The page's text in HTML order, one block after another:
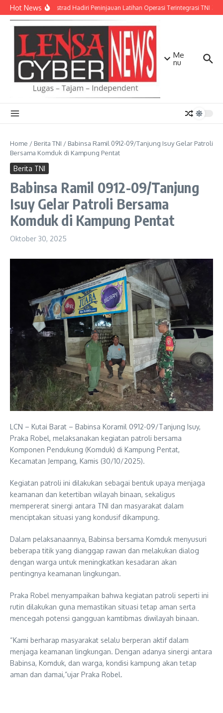
Lewati ke konten
Hot NewsPangkostrad Hadiri Peninjauan Latihan Operasi Terintegrasi TNI
Me
nu
Home / Berita TNI / Babinsa Ramil 0912-09/Tanjung Isuy Gelar Patroli
Bersama Komduk di Kampung Pentat
Berita TNI
Babinsa Ramil 0912-09/Tanjung
Isuy Gelar Patroli Bersama
Komduk di Kampung Pentat
Oktober 30, 2025
LCN – Kutai Barat – Babinsa Koramil 0912-09/Tanjung Isuy,
Praka Robel, melaksanakan kegiatan patroli bersama
Komponen Pendukung (Komduk) di Kampung Pentat,
Kecamatan Jempang, Kamis (30/10/2025).
Kegiatan patroli ini dilakukan sebagai bentuk upaya menjaga
keamanan dan ketertiban wilayah binaan, sekaligus
mempererat sinergi antara TNI dan masyarakat dalam
menciptakan situasi yang kondusif dikampung.
Dalam pelaksanaannya, Babinsa bersama Komduk menyusuri
beberapa titik yang dianggap rawan dan melakukan dialog
dengan warga untuk meningkatkan kesadaran akan
pentingnya keamanan lingkungan.
Praka Robel menyampaikan bahwa kegiatan patroli seperti ini
rutin dilakukan guna memastikan situasi tetap aman serta
mencegah potensi gangguan kamtibmas diwilayah binaan.
“Kami berharap masyarakat selalu berperan aktif dalam
menjaga keamanan lingkungan. Dengan adanya sinergi antara
Babinsa, Komduk, dan warga, kondisi kampung akan tetap
aman dan damai,”ujar Praka Robel.